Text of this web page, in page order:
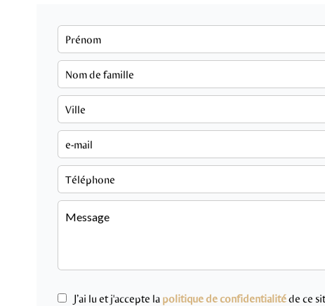
J’ai lu et j'accepte la politique de confidentialitéde ce